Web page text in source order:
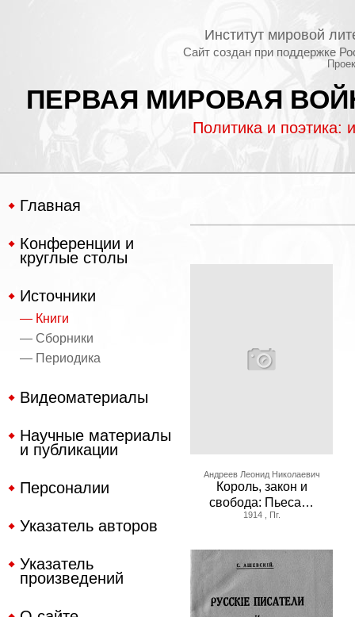
Институт мировой
Сайт создан при поддержке
ПЕРВАЯ МИРОВАЯ
Политика и поэтика:
Главная
Конференции и
круглые столы
Источники
— Книги
— Сборники
— Периодика
Видеоматериалы
Научные материалы
и публикации
Персоналии
Указатель авторов
Указатель
произведений
Андреев Леонид Николаевич
Король, закон и
свобода: Пьеса…
1914 , Пг.